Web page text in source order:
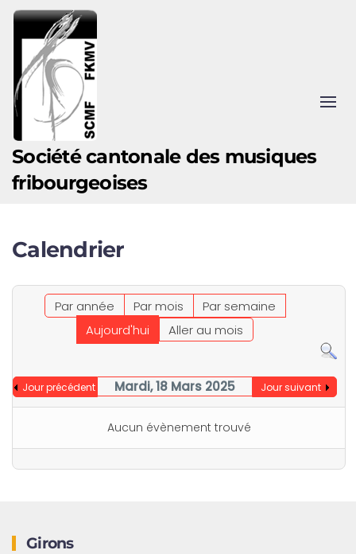
Accéder au contenu principal
Société cantonale des musiques
fribourgeoises
Calendrier
Par année Par mois
Par semaine
Aujourd'hui
Aller au mois
Jour précédent Mardi, 18 Mars 2025 Jour suivant
Aucun évènement trouvé
Girons